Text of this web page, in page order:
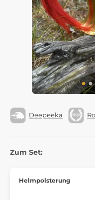
Deepeeka
Zum Set:
Helmpolsterung